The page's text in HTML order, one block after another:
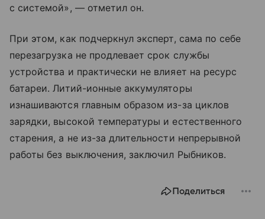
с системой», — отметил он.
При этом, как подчеркнул эксперт, сама по себе
перезагрузка не продлевает срок службы
устройства и практически не влияет на ресурс
батареи. Литий-ионные аккумуляторы
изнашиваются главным образом из-за циклов
зарядки, высокой температуры и естественного
старения, а не из-за длительности непрерывной
работы без выключения, заключил Рыбников.
Поделиться